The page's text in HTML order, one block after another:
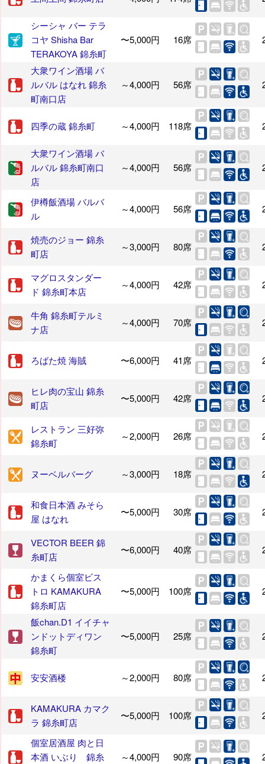
シーシャ バー テラ
コヤ Shisha Bar
TERAKOYA 錦糸町
〜5,000円 16席
大衆ワイン酒場 バ
ルバル はなれ 錦糸
町南口店
～4,000円 56席
四季の蔵 錦糸町 ～4,000円 118席
大衆ワイン酒場 バ
ルバル 錦糸町南口
店
～4,000円 56席
伊樽飯酒場 バルバ
ル
～4,000円 56席
焼売のジョー 錦糸
町店
～3,000円 80席
マグロスタンダー
ド 錦糸町本店
～4,000円 42席
牛角 錦糸町テルミ
ナ店
～4,000円 70席
ろばた焼 海賊 〜6,000円 41席
ヒレ肉の宝山 錦糸
町店
〜5,000円 42席
レストラン 三好弥
錦糸町
～2,000円 26席
ヌーベルバーグ ～3,000円 18席
和食日本酒 みそら
屋 はなれ
〜5,000円 30席
VECTOR BEER 錦
糸町店
〜6,000円 40席
かまくら個室ビス
トロ KAMAKURA
錦糸町店
〜5,000円 100席
飯chan.D1 イイチャ
ンドットディワン
錦糸町
〜5,000円 25席
安安酒楼 ～2,000円 80席
KAMAKURA カマク
ラ 錦糸町店
〜5,000円 100席
個室居酒屋 肉と日
本酒 いぶり 錦糸
～4,000円 90席